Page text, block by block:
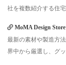
社を複数紹介する住
MoMA Design Store
最新の素材や製造方
界中から厳選し、グ